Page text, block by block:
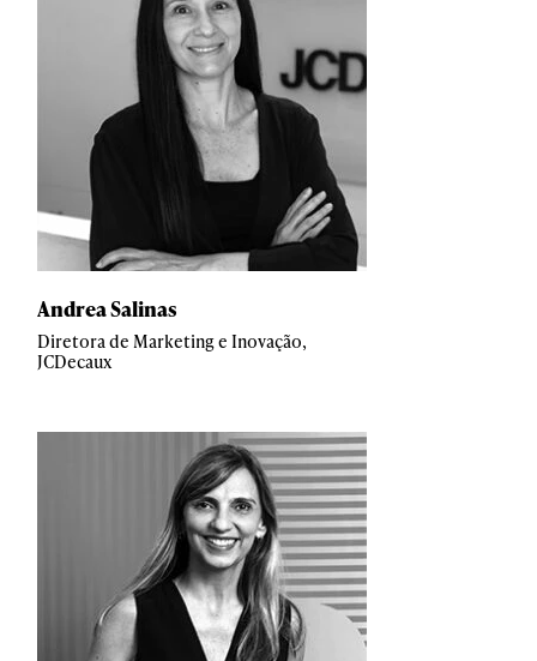
Andrea Salinas
Diretora de Marketing e Inovação,
JCDecaux